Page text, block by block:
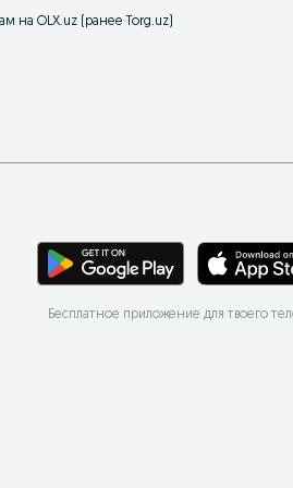
на OLX.uz (ранее Torg.uz)
Бесплатное приложение для твоего